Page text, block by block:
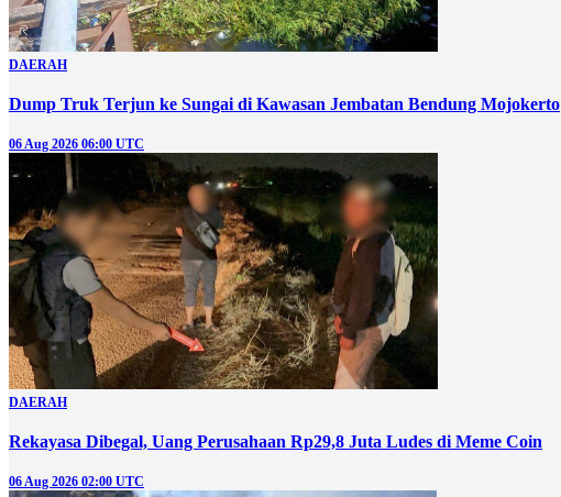
DAERAH
Dump Truk Terjun ke Sungai di Kawasan Jembatan Bendung Mojokerto
06 Aug 2026 06:00 UTC
DAERAH
Rekayasa Dibegal, Uang Perusahaan Rp29,8 Juta Ludes di Meme Coin
06 Aug 2026 02:00 UTC